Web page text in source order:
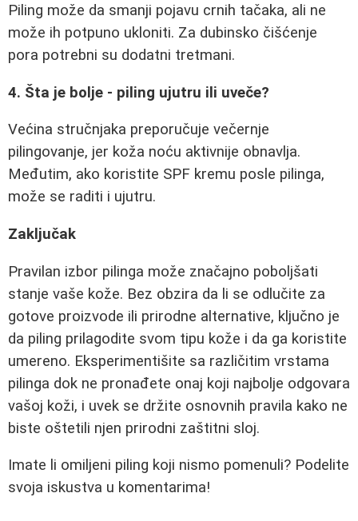
Piling može da smanji pojavu crnih tačaka, ali ne
može ih potpuno ukloniti. Za dubinsko čišćenje
pora potrebni su dodatni tretmani.
4. Šta je bolje - piling ujutru ili uveče?
Većina stručnjaka preporučuje večernje
pilingovanje, jer koža noću aktivnije obnavlja.
Međutim, ako koristite SPF kremu posle pilinga,
može se raditi i ujutru.
Zaključak
Pravilan izbor pilinga može značajno poboljšati
stanje vaše kože. Bez obzira da li se odlučite za
gotove proizvode ili prirodne alternative, ključno je
da piling prilagodite svom tipu kože i da ga koristite
umereno. Eksperimentišite sa različitim vrstama
pilinga dok ne pronađete onaj koji najbolje odgovara
vašoj koži, i uvek se držite osnovnih pravila kako ne
biste oštetili njen prirodni zaštitni sloj.
Imate li omiljeni piling koji nismo pomenuli? Podelite
svoja iskustva u komentarima!